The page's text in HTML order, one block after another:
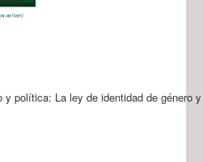
y política: La ley de identidad de género